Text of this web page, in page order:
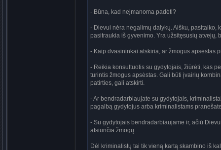
- Būna, kad neįmanoma padėti?
- Dievui nėra negalimų dalykų. Aišku, pasitaiko,
pasitraukia iš gyvenimo. Yra užsitęsusių atvejų,
- Kaip dvasininkai atskiria, ar žmogus apsėstas
- Reikia konsultuotis su gydytojais, žiūrėti, kas
turintis žmogus apsėstas. Gali būti įvairių
patirties, gali atskirti.
- Ar bendradarbiaujate su gydytojais,
pagalbą gydytojus arba kriminalistams
- Su gydytojais bendradarbiaujame ir, ačiū
atsiunčia žmogų.
Dėl kriminalistų tai tik vieną kartą skambino iš